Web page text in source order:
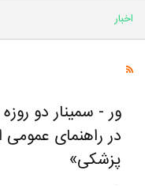
اخبار
ور - سمینار دو
در راهنمای عمومی
پزشکی»